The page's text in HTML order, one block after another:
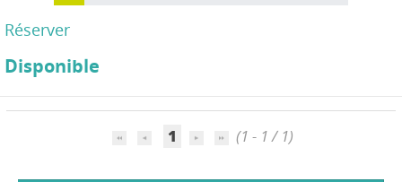
Réserver
Disponible
1 (1 - 1 / 1)